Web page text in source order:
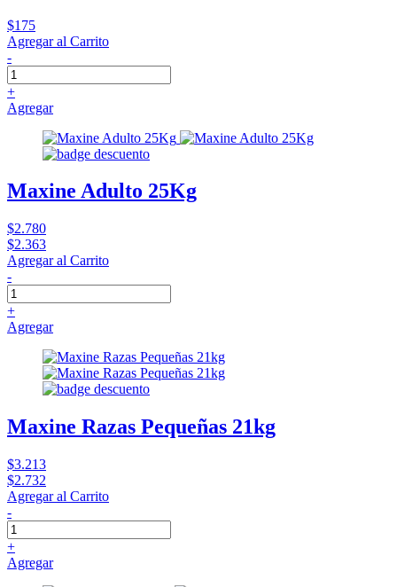
$175
Agregar al Carrito
-
+
Agregar
Maxine Adulto 25Kg
$2.780
$2.363
Agregar al Carrito
-
+
Agregar
Maxine Razas Pequeñas 21kg
$3.213
$2.732
Agregar al Carrito
-
+
Agregar